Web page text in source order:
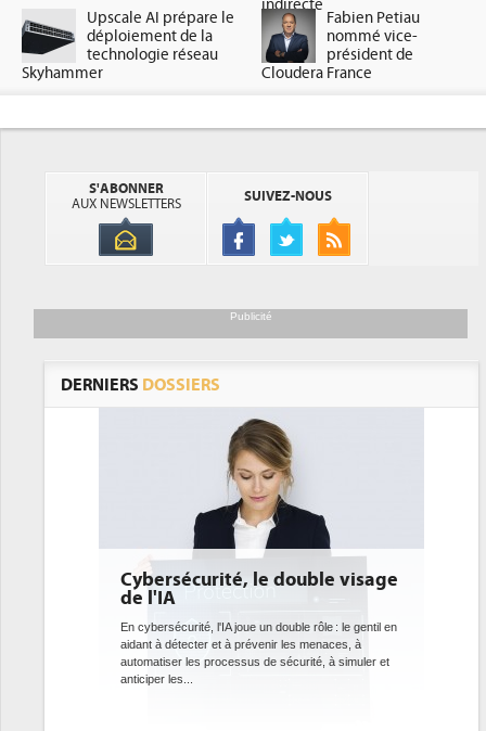
indirecte
Upscale AI prépare le
déploiement de la
technologie réseau
Skyhammer
Fabien Petiau
nommé vice-
président de
Cloudera France
S'ABONNER
AUX NEWSLETTERS
SUIVEZ-NOUS
Publicité
DERNIERS DOSSIERS
visage
rôle : le gentil en
DEE: l'efficacité énergétique
bientôt une obligation pour les
datacenters
Des datacenters plus durables et plus efficaces, c'est
ce que recherchent les pouvoirs publics européens
avec la mise en oeuvre de la nouvelle Directive sur